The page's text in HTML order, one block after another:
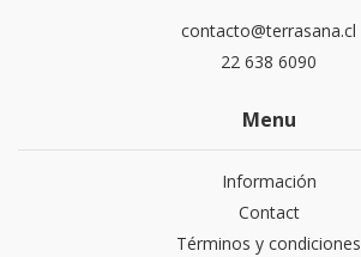
contacto@terrasana.cl
22 638 6090
Menu
Información
Contact
Términos y condiciones